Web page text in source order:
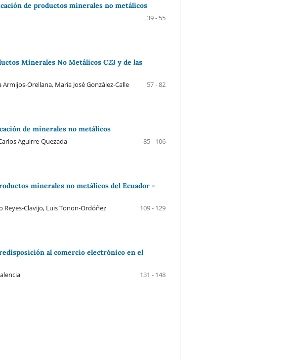
de productos minerales no metálicos
39 - 55
Minerales No Metálicos C23 y de las
Orellana, María José González-Calle
57 - 82
de minerales no metálicos
Aguirre-Quezada
85 - 106
minerales no metálicos del Ecuador -
Reyes-Clavijo, Luis Tonon-Ordóñez
109 - 129
al comercio electrónico en el
131 - 148